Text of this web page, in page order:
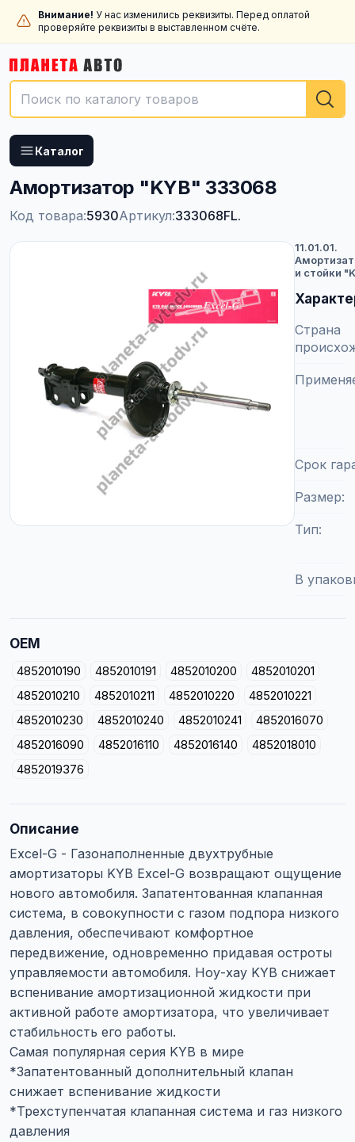
Внимание! У нас изменились реквизиты. Перед оплатой
проверяйте реквизиты в выставленном счёте.
Каталог
Амортизатор "KYB" 333068
Код товара:5930Артикул:333068FL.
11.01.01.
и стойки
Страна
Срок
Размер
Тип
В
OEM
4852010190 4852010191 4852010200
4852010201
4852010210
4852010211 4852010220
4852010221
4852010230
4852010240 4852010241
4852016070
4852016090
4852016110 4852016140
4852018010
4852019376
Описание
Excel-G - Газонаполненные двухтрубные
амортизаторы KYB Excel-G возвращают ощущение
нового автомобиля. Запатентованная клапанная
система, в совокупности с газом подпора низкого
давления, обеспечивают комфортное
передвижение, одновременно придавая остроты
управляемости автомобиля. Ноу-хау KYB снижает
вспенивание амортизационной жидкости при
активной работе амортизатора, что увеличивает
стабильность его работы.
Самая популярная серия KYB в мире
*Запатентованный дополнительный клапан
снижает вспенивание жидкости
*Трехступенчатая клапанная система и газ низкого
давления